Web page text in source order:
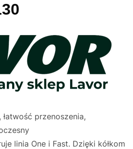
przenoszenia,
linia One i Fast. Dzięki kółkom